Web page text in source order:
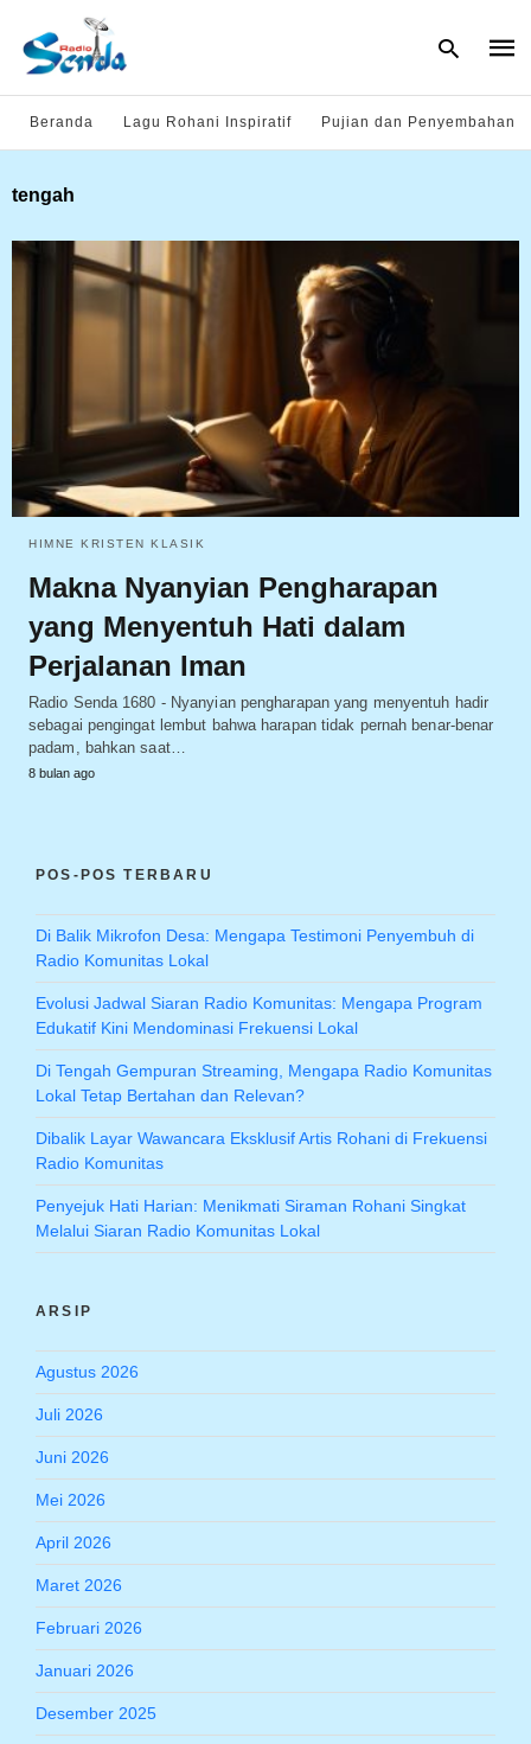
Beranda Lagu Rohani Inspiratif Pujian dan Penyembahan
tengah
HIMNE KRISTEN KLASIK
Makna Nyanyian Pengharapan
yang Menyentuh Hati dalam
Perjalanan Iman
Radio Senda 1680 - Nyanyian pengharapan yang menyentuh hadir
sebagai pengingat lembut bahwa harapan tidak pernah benar-benar
padam, bahkan saat…
8 bulan ago
POS-POS TERBARU
Di Balik Mikrofon Desa: Mengapa Testimoni Penyembuh di
Radio Komunitas Lokal
Evolusi Jadwal Siaran Radio Komunitas: Mengapa Program
Edukatif Kini Mendominasi Frekuensi Lokal
Di Tengah Gempuran Streaming, Mengapa Radio Komunitas
Lokal Tetap Bertahan dan Relevan?
Dibalik Layar Wawancara Eksklusif Artis Rohani di Frekuensi
Radio Komunitas
Penyejuk Hati Harian: Menikmati Siraman Rohani Singkat
Melalui Siaran Radio Komunitas Lokal
ARSIP
Agustus 2026
Juli 2026
Juni 2026
Mei 2026
April 2026
Maret 2026
Februari 2026
Januari 2026
Desember 2025